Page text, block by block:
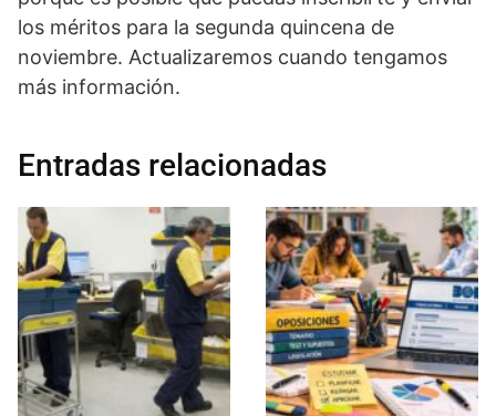
los méritos para la segunda quincena de
noviembre. Actualizaremos cuando tengamos
más información.
Entradas relacionadas